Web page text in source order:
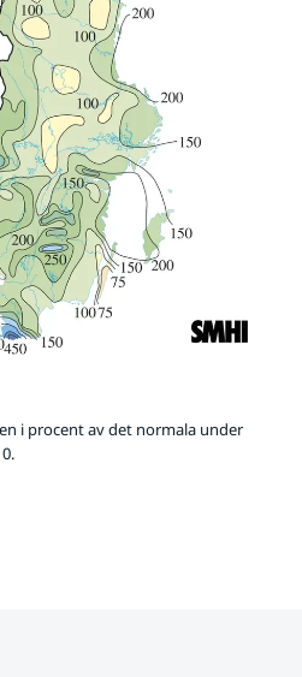
i procent av det normala under